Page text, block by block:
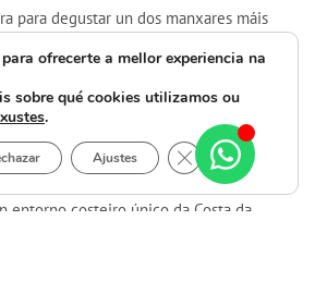
para degustar un dos manxares máis
corsarias que poñerán ritmo ás tardes e
vivir a tradición mariñeira, pensado
actividades que mesturan historia,
entorno costeiro único da Costa da
ofrecerte a mellor experiencia na
sobre qué cookies utilizamos ou
.
Ajustes Close GDPR